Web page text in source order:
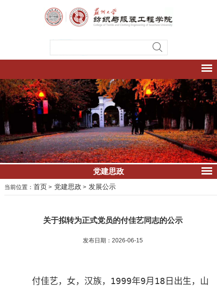
党建思政
当前位置： 首页 > 党建思政 > 发展公示
关于拟转为正式党员的付佳艺同志的公示
发布日期：2026-06-15
付佳艺，女，汉族， 1999年9月 18 日出生，山